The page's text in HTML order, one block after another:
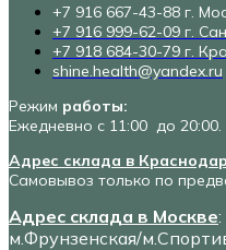
+7 916 667-43-88 г.
+7 916 999-62-09 г.
+7 918 684-30-79 г.
shine.health@yandex.ru
Режим работы:
Ежедневно с 11:00 до 20:00.
Адрес склада в
Самовывоз только по
Адрес склада в Москве
м.Фрунзенская/